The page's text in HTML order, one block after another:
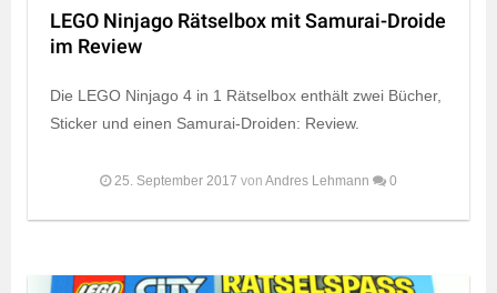
LEGO Ninjago Rätselbox mit Samurai-Droide
im Review
Die LEGO Ninjago 4 in 1 Rätselbox enthält zwei Bücher,
Sticker und einen Samurai-Droiden: Review.
25. September 2017 von Andres Lehmann 0